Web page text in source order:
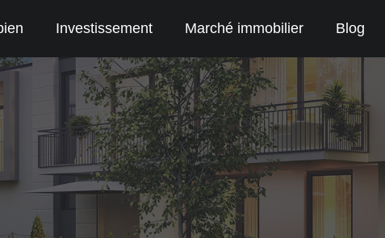
Investissement Marché immobilier Blog